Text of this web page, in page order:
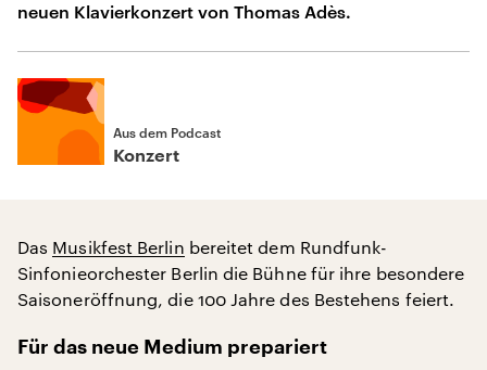
neuen Klavierkonzert von Thomas Adès.
Aus dem Podcast
Konzert
Das Musikfest Berlin bereitet dem Rundfunk-
Sinfonieorchester Berlin die Bühne für ihre besondere
Saisoneröffnung, die 100 Jahre des Bestehens feiert.
Für das neue Medium prepariert